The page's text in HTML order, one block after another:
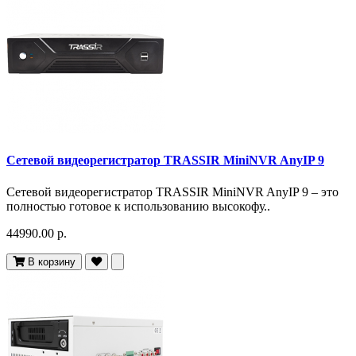
Сетевой видеорегистратор TRASSIR MiniNVR AnyIP 9
Сетевой видеорегистратор TRASSIR MiniNVR AnyIP 9 – это
полностью готовое к использованию высокофу..
44990.00 р.
В корзину